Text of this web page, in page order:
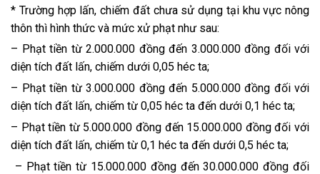
* Trường hợp lấn, chiếm đất chưa sử dụng tại khu vực nông
thôn thì hình thức và mức xử phạt như sau:
– Phạt tiền từ 2.000.000 đồng đến 3.000.000 đồng đối với
diện tích đất lấn, chiếm dưới 0,05 héc ta;
– Phạt tiền từ 3.000.000 đồng đến 5.000.000 đồng đối với
diện tích đất lấn, chiếm từ 0,05 héc ta đến dưới 0,1 héc ta;
– Phạt tiền từ 5.000.000 đồng đến 15.000.000 đồng đối với
diện tích đất lấn, chiếm từ 0,1 héc ta đến dưới 0,5 héc ta;
– Phạt tiền từ 15.000.000 đồng đến 30.000.000 đồng đối